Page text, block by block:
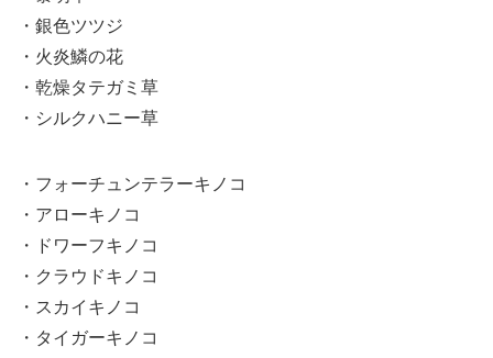
・銀色ツツジ
・火炎鱗の花
・乾燥タテガミ草
・シルクハニー草
・フォーチュンテラーキノコ
・アローキノコ
・ドワーフキノコ
・クラウドキノコ
・スカイキノコ
・タイガーキノコ